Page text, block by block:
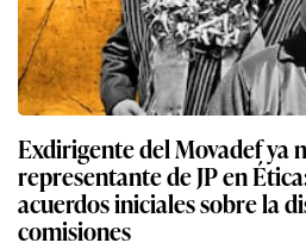
Exdirigente del Movadef ya
representante de JP en
acuerdos iniciales sobre la
comisiones